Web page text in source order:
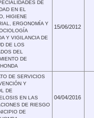
DE
EN EL
HIGIENE
ERGONOMÍA Y
Y VIGILANCIA DE
DE LOS
DEL
DE
15/06/2012
DE SERVICIOS
Y
DE
EN LAS
DE RIESGO
DE
04/04/2016